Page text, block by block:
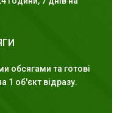
обсягами та готові
1 об'єкт відразу.